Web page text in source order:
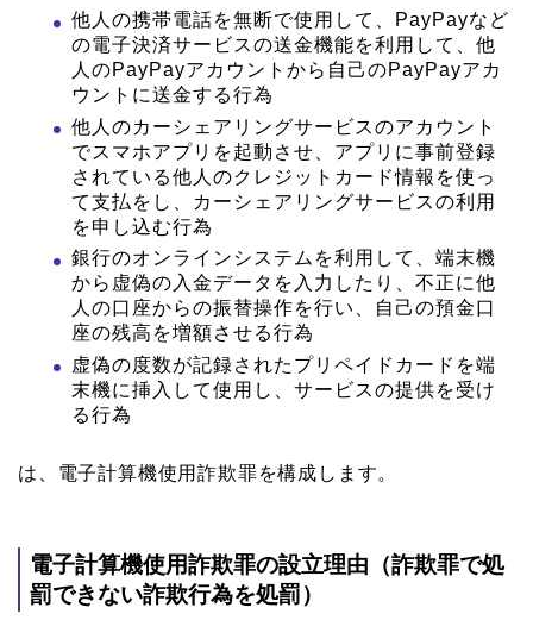
他人の携帯電話を無断で使用して、PayPayなど
の電子決済サービスの送金機能を利用して、他
人のPayPayアカウントから自己のPayPayアカ
ウントに送金する行為
他人のカーシェアリングサービスのアカウント
でスマホアプリを起動させ、アプリに事前登録
されている他人のクレジットカード情報を使っ
て支払をし、カーシェアリングサービスの利用
を申し込む行為
銀行のオンラインシステムを利用して、端末機
から虚偽の入金データを入力したり、不正に他
人の口座からの振替操作を行い、自己の預金口
座の残高を増額させる行為
虚偽の度数が記録されたプリペイドカードを端
末機に挿入して使用し、サービスの提供を受け
る行為
は、電子計算機使用詐欺罪を構成します。
電子計算機使用詐欺罪の設立理由（詐欺罪で処
罰できない詐欺行為を処罰）